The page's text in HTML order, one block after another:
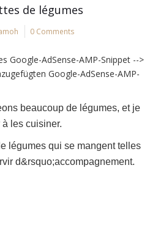
de légumes
0 Comments
Google-AdSense-AMP-Snippet -->
Google-AdSense-AMP-
beaucoup de légumes, et je
les cuisiner.
légumes qui se mangent telles
d&rsquo;accompagnement.